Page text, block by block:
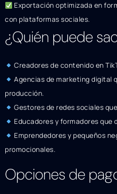
Exportación optimizada en
con plataformas sociales.
¿Quién puede
Creadores de contenido en
Agencias de marketing digital
producción.
Gestores de redes sociales
Educadores y formadores que
Emprendedores y pequeños
promocionales.
Opciones de